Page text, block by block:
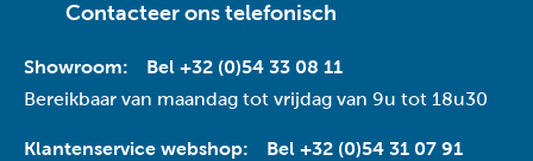
Contacteer ons telefonisch
Showroom:
Bel +32 (0)54 33 08 11
Bereikbaar van maandag tot vrijdag van 9u tot 18u30
Klantenservice webshop:
Bel +32 (0)54 31 07 91